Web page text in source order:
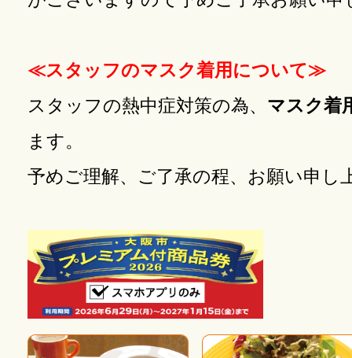
≪スタッフのマスク着用について≫
スタッフの熱中症対策の為、 マスク着
ます。
予めご理解、ご了承の程、お願い申し